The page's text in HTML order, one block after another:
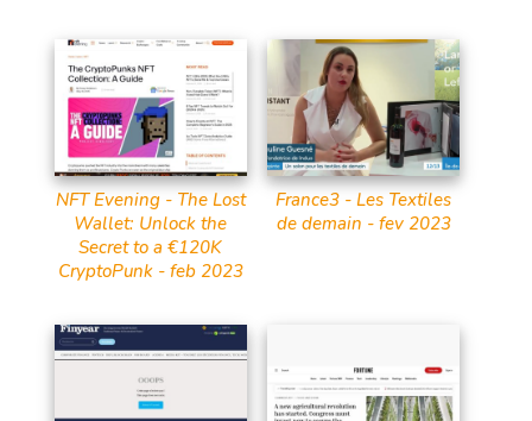
NFT Evening - The Lost
Wallet: Unlock the
Secret to a €120K
CryptoPunk - feb 2023
France3 - Les Textiles
de demain - fev 2023